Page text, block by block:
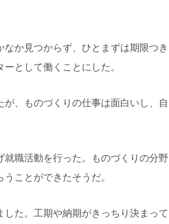
か見つからず、ひとまずは期限つき
として働くことにした。
、ものづくりの仕事は面白いし、自
職活動を行った。ものづくりの分野
ことができたそうだ。
た。工期や納期がきっちり決まって